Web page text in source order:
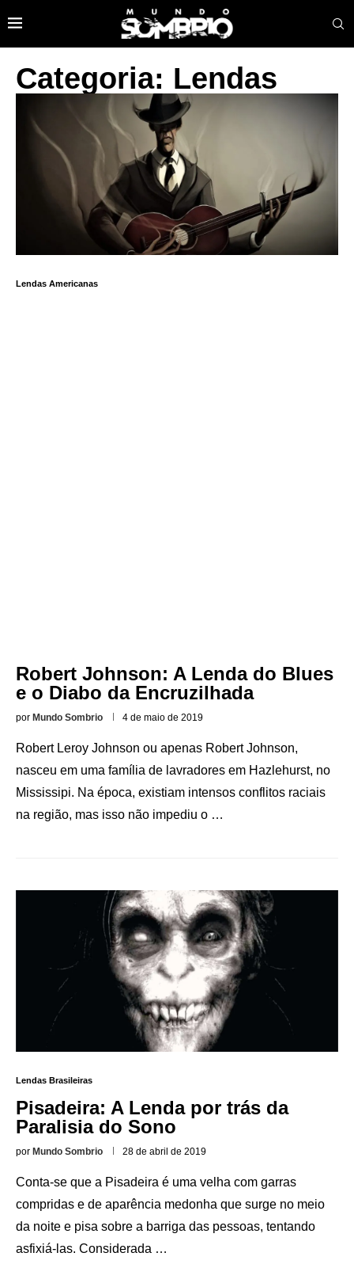
Categoria: Lendas
Lendas Americanas
Robert Johnson: A Lenda do Blues
e o Diabo da Encruzilhada
por Mundo Sombrio 4 de maio de 2019
Robert Leroy Johnson ou apenas Robert Johnson,
nasceu em uma família de lavradores em Hazlehurst, no
Mississipi. Na época, existiam intensos conflitos raciais
na região, mas isso não impediu o …
Lendas Brasileiras
Pisadeira: A Lenda por trás da
Paralisia do Sono
por Mundo Sombrio 28 de abril de 2019
Conta-se que a Pisadeira é uma velha com garras
compridas e de aparência medonha que surge no meio
da noite e pisa sobre a barriga das pessoas, tentando
asfixiá-las. Considerada …